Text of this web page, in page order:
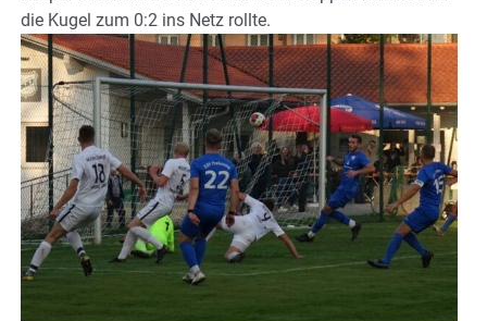
die Kugel zum 0:2 ins Netz rollte.